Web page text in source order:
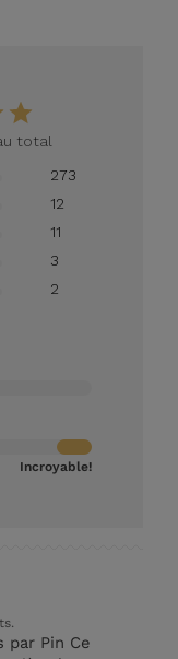
total
273
12
11
3
2
Incroyable!
par Pin Ce